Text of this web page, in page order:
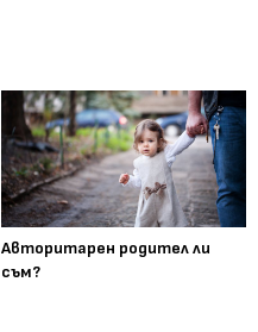
Авторитарен родител ли
съм?